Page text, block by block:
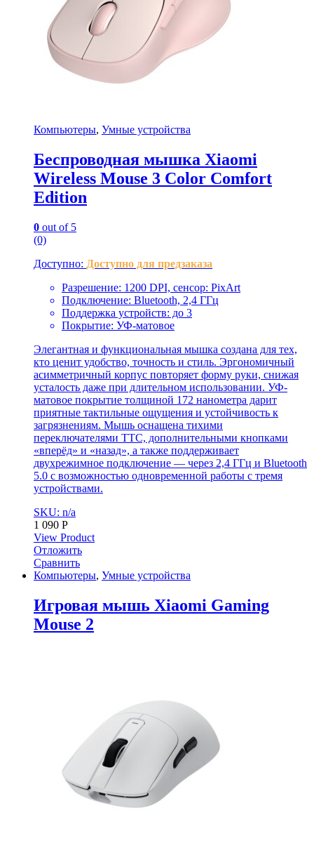
Компьютеры, Умные устройства
Беспроводная мышка Xiaomi
Wireless Mouse 3 Color Comfort
Edition
0 out of 5
(0)
Доступно: Доступно для предзаказа
Разрешение: 1200 DPI, сенсор: PixArt
Подключение: Bluetooth, 2,4 ГГц
Поддержка устройств: до 3
Покрытие: УФ-матовое
Элегантная и функциональная мышка создана для тех,
кто ценит удобство, точность и стиль. Эргономичный
асимметричный корпус повторяет форму руки, снижая
усталость даже при длительном использовании. УФ-
матовое покрытие толщиной 172 нанометра дарит
приятные тактильные ощущения и устойчивость к
загрязнениям. Мышь оснащена тихими
переключателями TTC, дополнительными кнопками
«вперёд» и «назад», а также поддерживает
двухрежимное подключение — через 2,4 ГГц и Bluetooth
5.0 с возможностью одновременной работы с тремя
устройствами.
SKU: n/a
1 090 Р
View Product
Отложить
Сравнить
Компьютеры, Умные устройства
Игровая мышь Xiaomi Gaming
Mouse 2